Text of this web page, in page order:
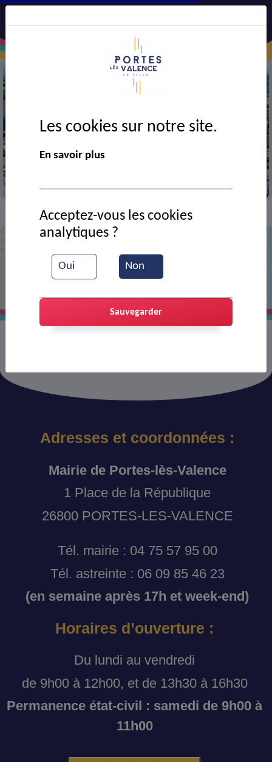
> Contact >ALT Durand Entreprise
Adresses et coordonnées :
Mairie de Portes-lès-Valence
1 Place de la République
26800 PORTES-LES-VALENCE
Tél. mairie : 04 75 57 95 00
Tél. astreinte : 06 09 85 46 23
(en semaine après 17h et week-end)
Horaires d’ouverture :
Du lundi au vendredi
de 9h00 à 12h00, et de 13h30 à 16h30
Permanence état-civil : samedi de 9h00 à
11h00
Les cookies sur notre site.
En savoir plus
Oui Non
Acceptez-vous les cookies
analytiques ?
Sauvegarder